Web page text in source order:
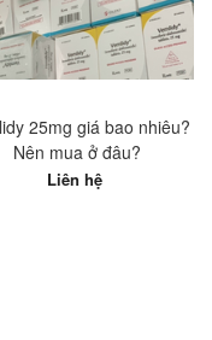
25mg giá bao nhiêu?
Nên mua ở đâu?
Liên hệ